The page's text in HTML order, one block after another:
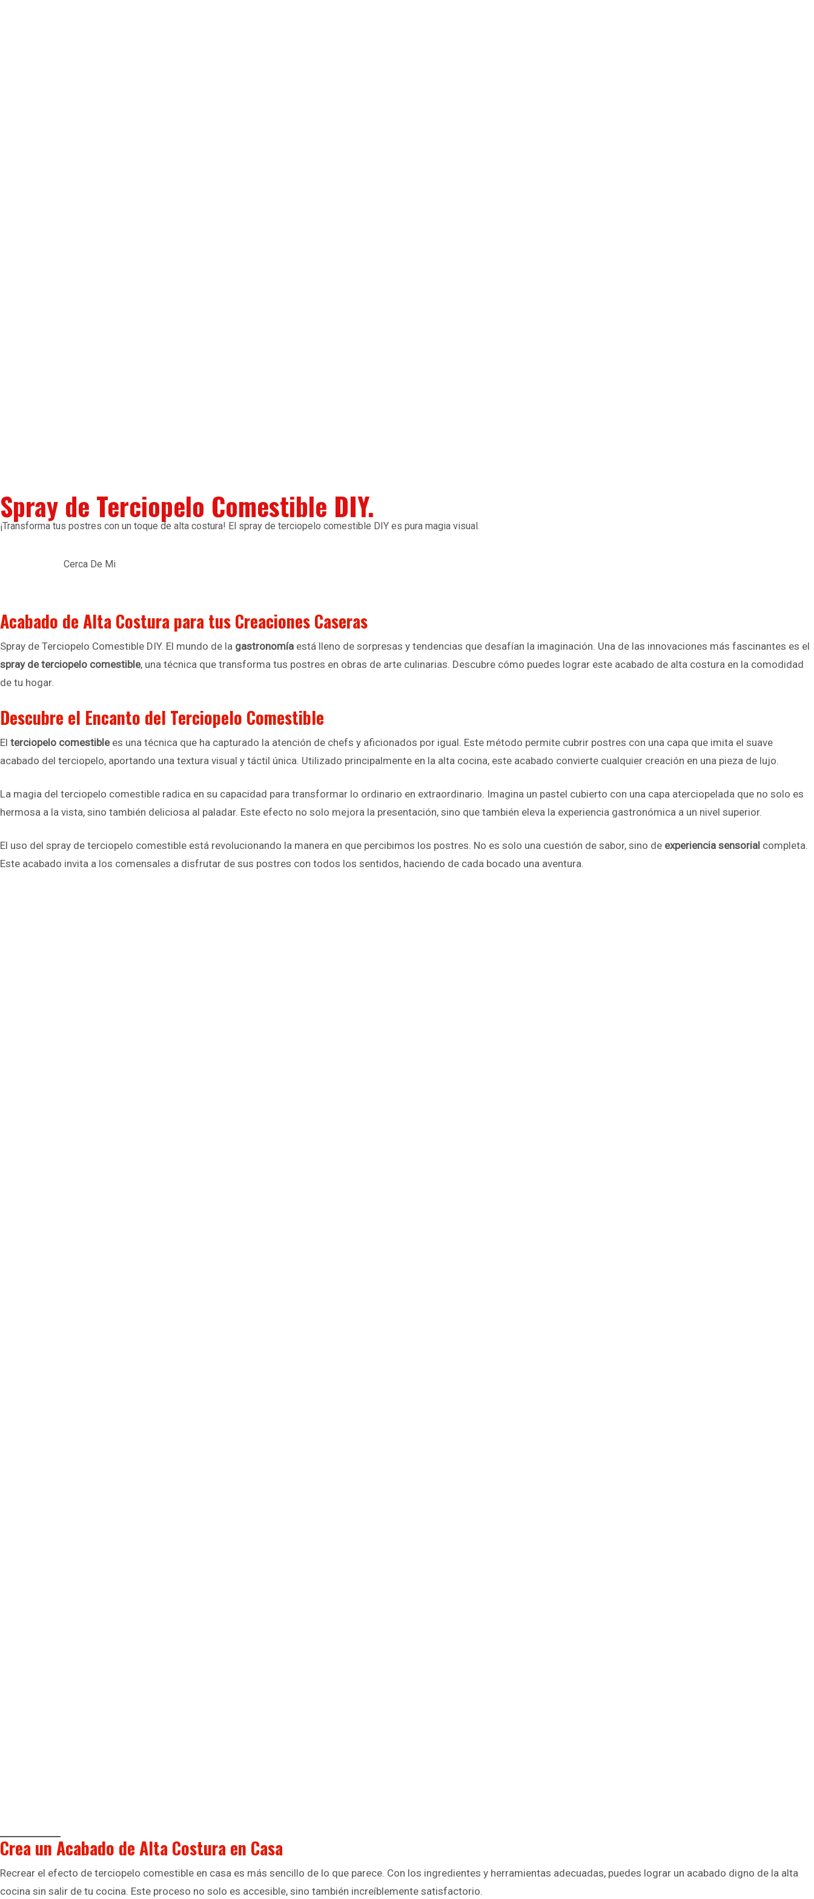
Spray de Terciopelo Comestible DIY.
¡Transforma tus postres con un toque de alta costura! El spray de terciopelo comestible DIY es pura magia visual.
Cerca De Mi
Acabado de Alta Costura para tus Creaciones Caseras
Spray de Terciopelo Comestible DIY. El mundo de la gastronomía está lleno de sorpresas y tendencias que desafían la imaginación. Una de las innovaciones más fascinantes es el
spray de terciopelo comestible, una técnica que transforma tus postres en obras de arte culinarias. Descubre cómo puedes lograr este acabado de alta costura en la comodidad
de tu hogar.
Descubre el Encanto del Terciopelo Comestible
El terciopelo comestiblees una técnica que ha capturado la atención de chefs y aficionados por igual. Este método permite cubrir postres con una capa que imita el suave
acabado del terciopelo, aportando una textura visual y táctil única. Utilizado principalmente en la alta cocina, este acabado convierte cualquier creación en una pieza de lujo.
La magia del terciopelo comestible radica en su capacidad para transformar lo ordinario en extraordinario. Imagina un pastel cubierto con una capa aterciopelada que no solo es
hermosa a la vista, sino también deliciosa al paladar. Este efecto no solo mejora la presentación, sino que también eleva la experiencia gastronómica a un nivel superior.
El uso del spray de terciopelo comestible está revolucionando la manera en que percibimos los postres. No es solo una cuestión de sabor, sino de experiencia sensorial completa.
Este acabado invita a los comensales a disfrutar de sus postres con todos los sentidos, haciendo de cada bocado una aventura.
Crea un Acabado de Alta Costura en Casa
Recrear el efecto de terciopelo comestible en casa es más sencillo de lo que parece. Con los ingredientes y herramientas adecuadas, puedes lograr un acabado digno de la alta
cocina sin salir de tu cocina. Este proceso no solo es accesible, sino también increíblemente satisfactorio.